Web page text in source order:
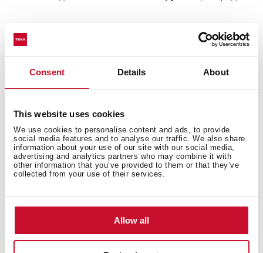
Consent Details About
This website uses cookies
We use cookies to personalise content and ads, to provide
social media features and to analyse our traffic. We also share
information about your use of our site with our social media,
advertising and analytics partners who may combine it with
other information that you’ve provided to them or that they’ve
collected from your use of their services.
Allow all
Литые чугунные решётки
Чугунные решётки с криволинейной конструкцией
позволяют свободно перемещать любую сковороду/